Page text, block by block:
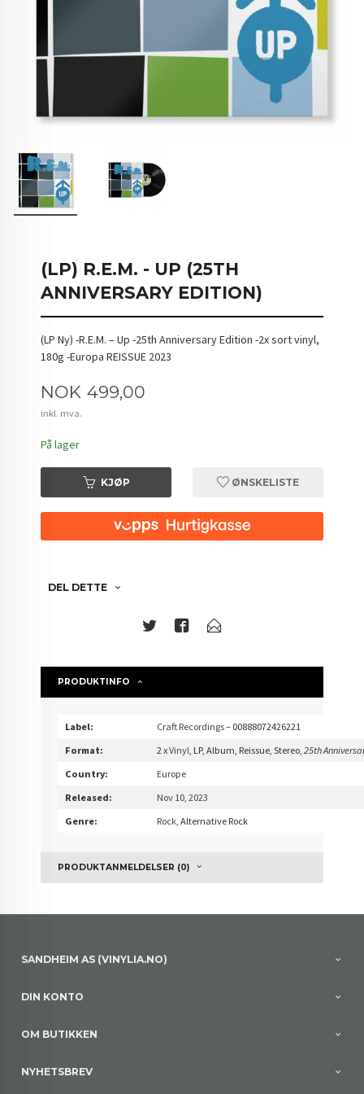
(LP) R.E.M. - UP (25TH
ANNIVERSARY EDITION)
(LP Ny) -R.E.M. – Up -25th Anniversary Edition -2x sort vinyl,
180g -Europa REISSUE 2023
Pris
NOK 499,00
inkl. mva.
På lager
KJØP ØNSKELISTE
DEL DETTE
PRODUKTINFO
Label: Craft Recordings– 00888072426221
Format:
2 xVinyl, LP, Album, Reissue, Stereo,25th
Country:
Europe
Released:
Nov 10, 2023
Genre:
Rock, Alternative Rock
PRODUKTANMELDELSER (0)
SANDHEIM AS (VINYLIA.NO)
DIN KONTO
OM BUTIKKEN
NYHETSBREV